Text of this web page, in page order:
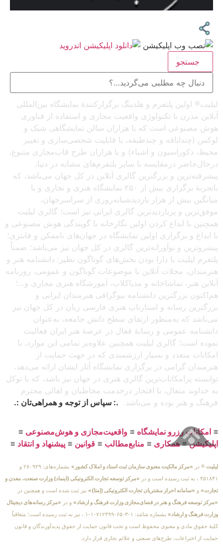
جستجو
لیلیت® اولین پلتفرم و هلدینگ برگزارکنندهٔ نمایشگاه بین‌المللی
آنلاین مدرن با تکنولوژی واقعیت مجازی و استفاده از فناوری
هوش مصنوعی است که با هزاران سالن نمایشگاهی شیک و
لوکس (چنداتاقه و چندطبقه، با قابلیت شخصی‌سازی و تغییر
محیط، دکوراسیون و اشیاء) و با هزاران طرح قاب‌مجازی متنوع،
درحال‌حاضر درمقایسه با سایر پلتفرم‌های مشابه در دنیا،
پیشرفته‌ترین و بزرگترین گالری آنلاین در کل جهان می‌باشد، که
باتجربهٔ برگزاری بیش از ۲۵۰ نمایشگاه هنری و تجاری و با
میانگین بیش از هزار بازدیدشبانه‌روزی از سراسرجهان،
موفق‌ترین و پربازدیدترین گالری ایرانی نیز است؛ گالری لیلیت
همچنین با ابداع کردن اولین نگارخانه با گویندگی هوش مصنوعی و
با ابداع و برگزاری اولین نمایشگاه در جهان‌های ناممکن و فانتزی؛
پیشروترین و نوآورانه‌ترین گالری در کل جهان نیز می‌باشد؛ ضمناً
پلتفرم لیلیت با دارا بودن بخش‌های گوناگون نظیر: دانشنامه هنر و
هنرمندان، مجلات آنلاین با موضوعات گوناگون و عمومی، روزنامه
آنلاین هنر، تماشاخانه و مدیاکلاب، آموزشگاه هنری مجازی و…؛
هم‌اکنون بزرگترین دانشنامه بیوگرافی هنرمندان ایرانی و
بزرگترین رسانه و استارتاپ هنری فارسی زبان در کل جهان نیز
می‌باشد که به‌منظور ارتقای سطح دانش جامعه، به‌عنوان
دانشنامه عمومی و رسانهٔ فعال در عرصهٔ هنر ایران فعالیت
نموده است؛ گالری لیلیت همچنین علاوه‌بر تمامی این موارد، با
امکانات متعدد و بسیار ارزشمندی که در جهت حمایت از
هنرمندان گرامی در برگزاری نمایشگاه آثار ایشان ارائه می‌دهد،
توانسته پرامکانات‌ترین گالری هنری در جهان نیز باشد، که با توکل
به خداوند متعال، با افتخار درخدمت مخاطبان و اهالی محترم
فرهنگ و هنر بوده و می‌باشد. .: سپاس از توجه و همراهی‌تان :.
≡ امکانات رزرو نمایشگاه ≡ واقعیت‌مجازی و هوش‌مصنوعی ≡
اپلیکیشن≡همکاری ≡ منابع‌مطالب ≡ قوانین ≡ پیشنهاد و انتقاد ≡
لیلیت ® در «مرکز مالکیت معنوی سازمان ثبت اسناد و املاک کشور»
بشماره‌های: ۲۸۰۹۲۹ و
۴۵۱۸۴۱ ، به ثبت رسیده است و در
«مرکز توسعه تجارت الکترونیکی (اینماد) وزارت صنعت، معدن و
تجارت» و «سامانه احراز مشتریان تجارت الکترونیکی (اِمتا)» نیز ثبت شده است و همچنین در
«مرکز توسعه فرهنگ و هنر در فضای‌مجازی وزارت فرهنگ و ارشاد» و در «مرکز رسانه‌های دیجیتال
وزارت فرهنگ و ارشاد»
بشماره شامَد: ۱-۳-۶۵-۷۱۲۳۹۹-۱-۱ ، نیز به ثبت رسیده است؛ متعاقباً
کلیهٔ حقوق مادی و معنوی محفوظ است و تحت قانون حمایت از حقوق پدیدآورندگان و قانون
حمایت از اختراعات، طرح‌های صنعتی و علائم تجاری قرار دارد.